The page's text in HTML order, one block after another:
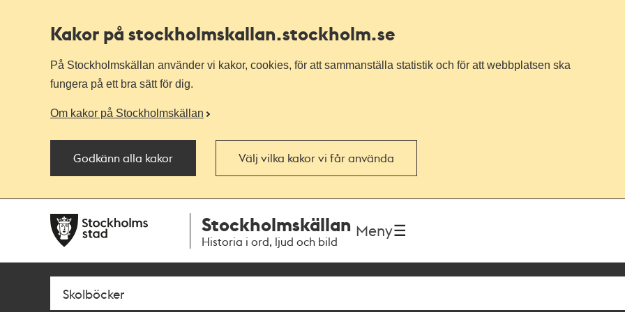
Kakor på stockholmskallan.stockholm.se
På Stockholmskällan använder vi kakor, cookies, för att sammanställa statistik och för att webbplatsen ska
fungera på ett bra sätt för dig.
Om kakor på Stockholmskällan
Godkänn alla kakor Välj vilka kakor vi får använda
navigationen
huvudinnehållet
Stockholmskällan
Historia i ord, ljud och bild
Meny
Sök